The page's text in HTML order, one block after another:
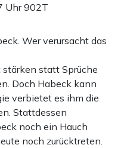
Uhr902T
Wer verursacht das
statt Sprüche
Doch Habeck kann
verbietet es ihm die
Stattdessen
noch ein Hauch
noch zurücktreten.